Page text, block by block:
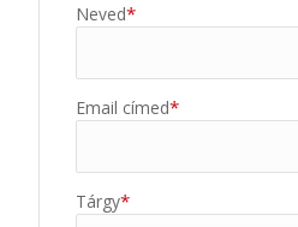
Neved*
Email címed*
Tárgy*